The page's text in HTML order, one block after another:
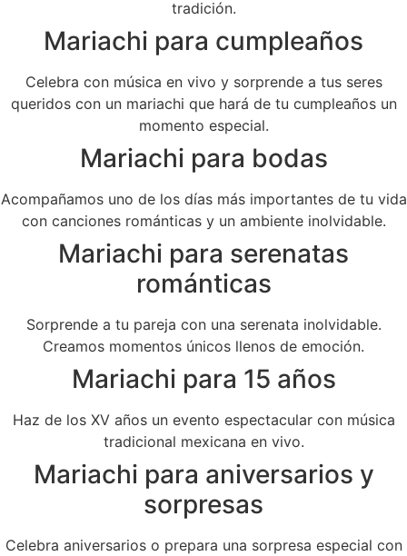
tradición.
Mariachi para cumpleaños
Celebra con música en vivo y sorprende a tus seres
queridos con un mariachi que hará de tu cumpleaños un
momento especial.
Mariachi para bodas
Acompañamos uno de los días más importantes de tu vida
con canciones románticas y un ambiente inolvidable.
Mariachi para serenatas
románticas
Sorprende a tu pareja con una serenata inolvidable.
Creamos momentos únicos llenos de emoción.
Mariachi para 15 años
Haz de los XV años un evento espectacular con música
tradicional mexicana en vivo.
Mariachi para aniversarios y
sorpresas
Celebra aniversarios o prepara una sorpresa especial con